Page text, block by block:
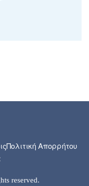
Πολιτική Απορρήτου
reserved.